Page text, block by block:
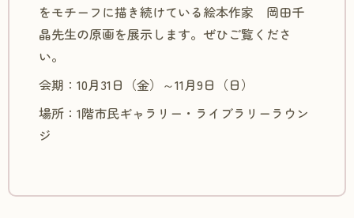
をモチーフに描き続けている絵本作家 岡田千
晶先生の原画を展示します。ぜひご覧くださ
い。
会期：10月31日（金）～11月9日（日）
場所：1階市民ギャラリー・ライブラリーラウン
ジ